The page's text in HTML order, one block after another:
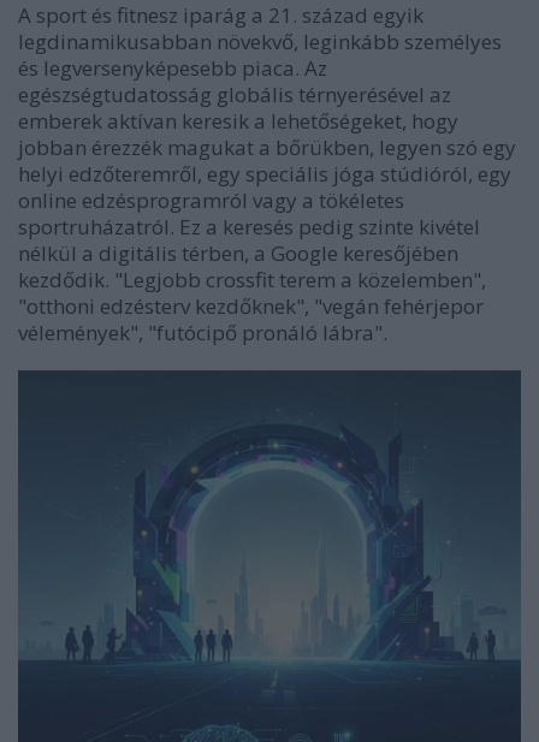
A sport és fitnesz iparág a 21. század egyik
legdinamikusabban növekvő, leginkább személyes
és legversenyképesebb piaca. Az
egészségtudatosság globális térnyerésével az
emberek aktívan keresik a lehetőségeket, hogy
jobban érezzék magukat a bőrükben, legyen szó egy
helyi edzőteremről, egy speciális jóga stúdióról, egy
online edzésprogramról vagy a tökéletes
sportruházatról. Ez a keresés pedig szinte kivétel
nélkül a digitális térben, a Google keresőjében
kezdődik. "Legjobb crossfit terem a közelemben",
"otthoni edzésterv kezdőknek", "vegán fehérjepor
vélemények", "futócipő pronáló lábra".